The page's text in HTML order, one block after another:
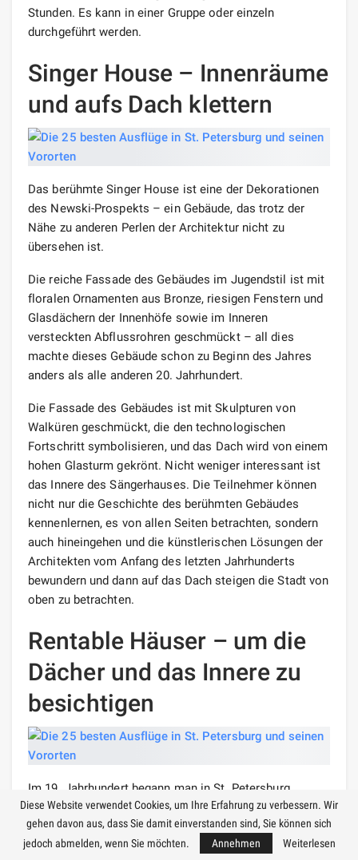
Stunden. Es kann in einer Gruppe oder einzeln
durchgeführt werden.
Singer House – Innenräume
und aufs Dach klettern
Das berühmte Singer House ist eine der Dekorationen
des Newski-Prospekts – ein Gebäude, das trotz der
Nähe zu anderen Perlen der Architektur nicht zu
übersehen ist.
Die reiche Fassade des Gebäudes im Jugendstil ist mit
floralen Ornamenten aus Bronze, riesigen Fenstern und
Glasdächern der Innenhöfe sowie im Inneren
versteckten Abflussrohren geschmückt – all dies
machte dieses Gebäude schon zu Beginn des Jahres
anders als alle anderen 20. Jahrhundert.
Die Fassade des Gebäudes ist mit Skulpturen von
Walküren geschmückt, die den technologischen
Fortschritt symbolisieren, und das Dach wird von einem
hohen Glasturm gekrönt. Nicht weniger interessant ist
das Innere des Sängerhauses. Die Teilnehmer können
nicht nur die Geschichte des berühmten Gebäudes
kennenlernen, es von allen Seiten betrachten, sondern
auch hineingehen und die künstlerischen Lösungen der
Architekten vom Anfang des letzten Jahrhunderts
bewundern und dann auf das Dach steigen die Stadt von
oben zu betrachten.
Rentable Häuser – um die
Dächer und das Innere zu
besichtigen
Im 19. Jahrhundert begann man in St. Petersburg
Wohnhäuser zu bauen. Gebildete, intelligente,
wohlhabende Menschen wurden oft Bewohner solcher
Häuser, die einen ausgezeichneten Geschmack und die
Diese Website verwendet Cookies, um Ihre Erfahrung zu verbessern. Wir
gehen davon aus, dass Sie damit einverstanden sind, Sie können sich
jedoch abmelden, wenn Sie möchten.
Annehmen Weiterlesen